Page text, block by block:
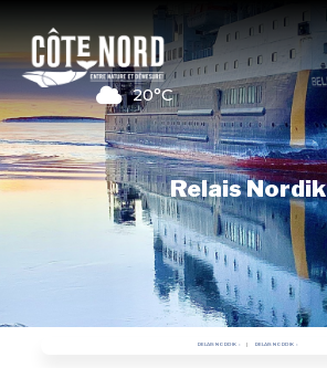
20°C
Relais Nordik
RELAIS NORDIK RELAIS NORDIK